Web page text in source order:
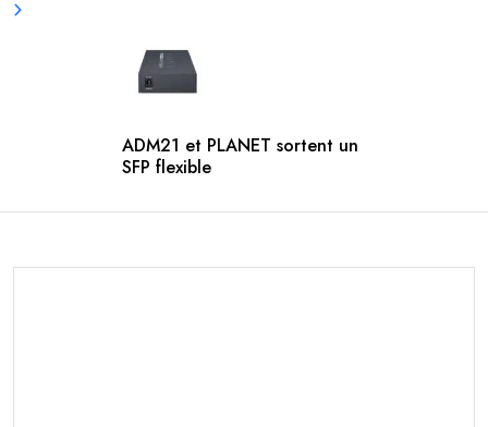
ADM21 et PLANET sortent un
SFP flexible